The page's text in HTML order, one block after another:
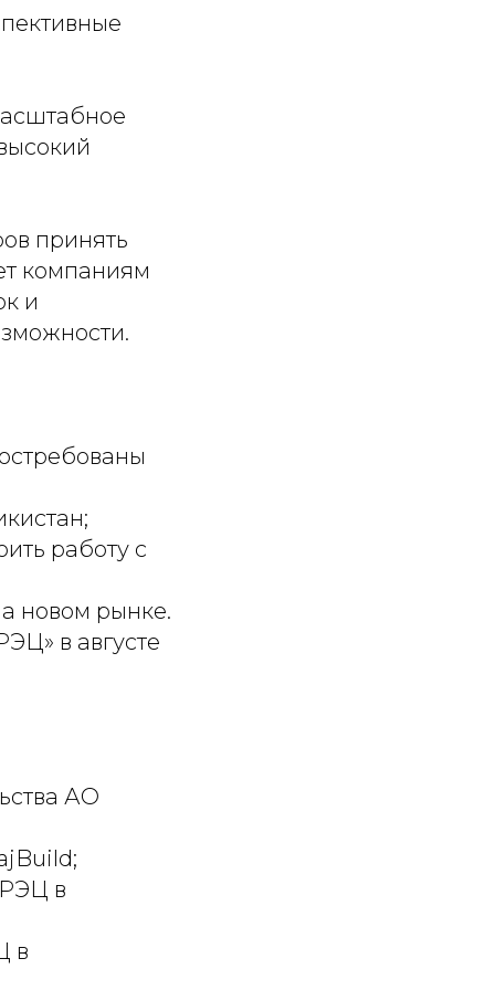
принять
компаниям
и
работу с
новом рынке.
в августе
АО
в
в